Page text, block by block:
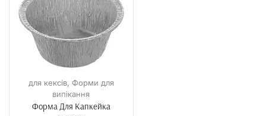
для кексів, Форми для
випікання
Форма Для Капкейка